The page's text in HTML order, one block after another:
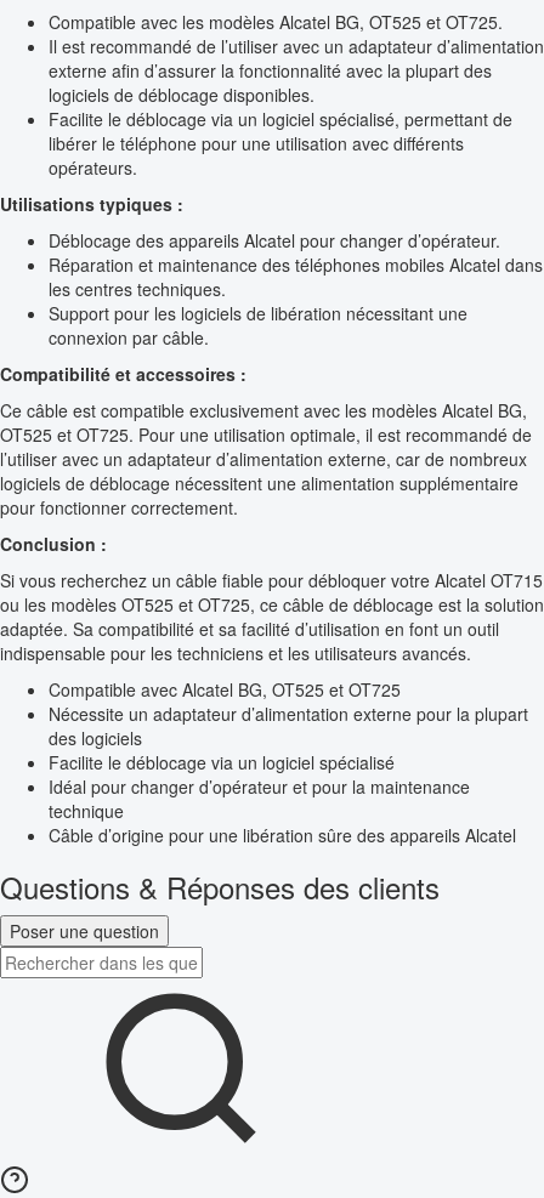
Compatible avec les modèles Alcatel BG, OT525 et OT725.
Il est recommandé de l’utiliser avec un adaptateur d’alimentation
externe afin d’assurer la fonctionnalité avec la plupart des
logiciels de déblocage disponibles.
Facilite le déblocage via un logiciel spécialisé, permettant de
libérer le téléphone pour une utilisation avec différents
opérateurs.
Utilisations typiques :
Déblocage des appareils Alcatel pour changer d’opérateur.
Réparation et maintenance des téléphones mobiles Alcatel dans
les centres techniques.
Support pour les logiciels de libération nécessitant une
connexion par câble.
Compatibilité et accessoires :
Ce câble est compatible exclusivement avec les modèles Alcatel BG,
OT525 et OT725. Pour une utilisation optimale, il est recommandé de
l’utiliser avec un adaptateur d’alimentation externe, car de nombreux
logiciels de déblocage nécessitent une alimentation supplémentaire
pour fonctionner correctement.
Conclusion :
Si vous recherchez un câble fiable pour débloquer votre Alcatel OT715
ou les modèles OT525 et OT725, ce câble de déblocage est la solution
adaptée. Sa compatibilité et sa facilité d’utilisation en font un outil
indispensable pour les techniciens et les utilisateurs avancés.
Compatible avec Alcatel BG, OT525 et OT725
Nécessite un adaptateur d’alimentation externe pour la plupart
des logiciels
Facilite le déblocage via un logiciel spécialisé
Idéal pour changer d’opérateur et pour la maintenance
technique
Câble d’origine pour une libération sûre des appareils Alcatel
Questions & Réponses des clients
Poser une question